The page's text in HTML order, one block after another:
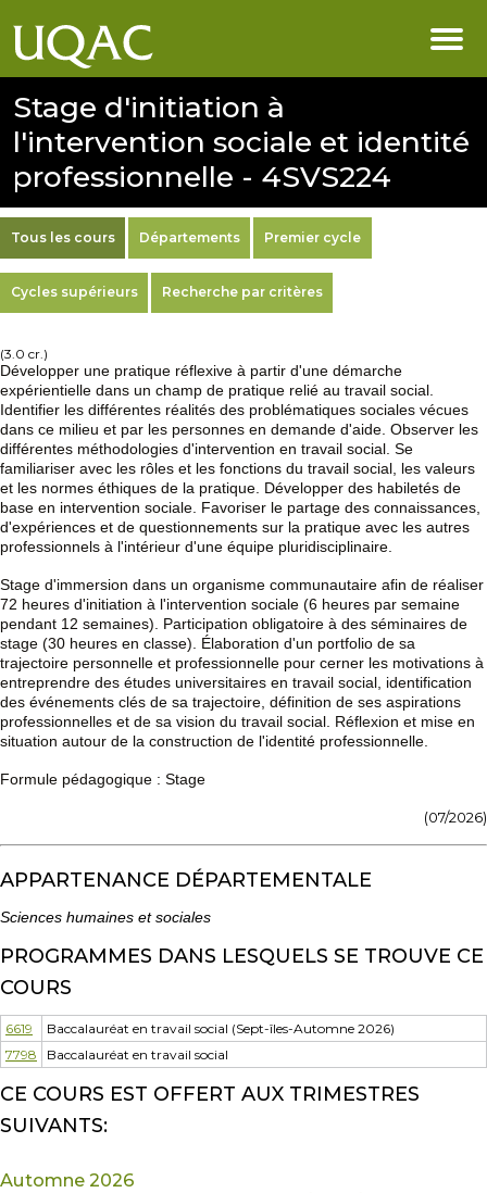
Stage d'initiation à
l'intervention sociale et identité
professionnelle - 4SVS224
Tous les cours Départements Premier cycle
Cycles supérieurs Recherche par critères
(3.0 cr.)
Développer une pratique réflexive à partir d'une démarche
expérientielle dans un champ de pratique relié au travail social.
Identifier les différentes réalités des problématiques sociales vécues
dans ce milieu et par les personnes en demande d'aide. Observer les
différentes méthodologies d'intervention en travail social. Se
familiariser avec les rôles et les fonctions du travail social, les valeurs
et les normes éthiques de la pratique. Développer des habiletés de
base en intervention sociale. Favoriser le partage des connaissances,
d'expériences et de questionnements sur la pratique avec les autres
professionnels à l'intérieur d'une équipe pluridisciplinaire.
Stage d'immersion dans un organisme communautaire afin de réaliser
72 heures d'initiation à l'intervention sociale (6 heures par semaine
pendant 12 semaines). Participation obligatoire à des séminaires de
stage (30 heures en classe). Élaboration d'un portfolio de sa
trajectoire personnelle et professionnelle pour cerner les motivations à
entreprendre des études universitaires en travail social, identification
des événements clés de sa trajectoire, définition de ses aspirations
professionnelles et de sa vision du travail social. Réflexion et mise en
situation autour de la construction de l'identité professionnelle.
Formule pédagogique : Stage
(07/2026)
APPARTENANCE DÉPARTEMENTALE
Sciences humaines et sociales
PROGRAMMES DANS LESQUELS SE TROUVE CE
COURS
6619
Baccalauréat en travail social (Sept-îles-Automne 2026)
7798
Baccalauréat en travail social
CE COURS EST OFFERT AUX TRIMESTRES
SUIVANTS:
Automne 2026